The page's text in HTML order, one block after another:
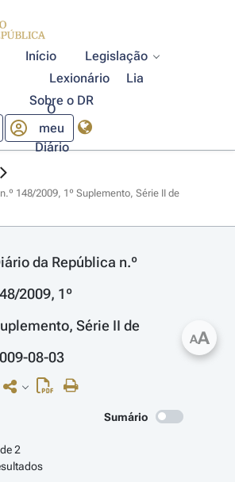
Início
Legislação
Lexionário
Lia
Sobre o DR
O
meu
Diário
148/2009, 1º Suplemento, Série II de
da República n.º
2009, 1º
Série II de
08-03
Sumário
2
AA